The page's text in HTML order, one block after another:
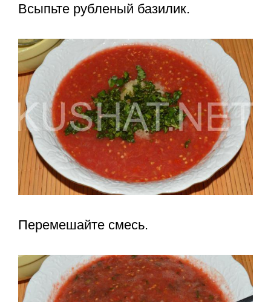
Всыпьте рубленый базилик.
Перемешайте смесь.